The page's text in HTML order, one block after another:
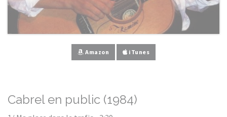
Amazon iTunes
Cabrel en public (1984)